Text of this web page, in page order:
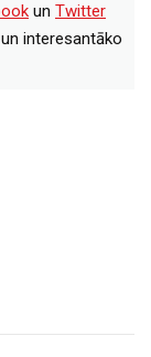
un Twitter
interesantāko